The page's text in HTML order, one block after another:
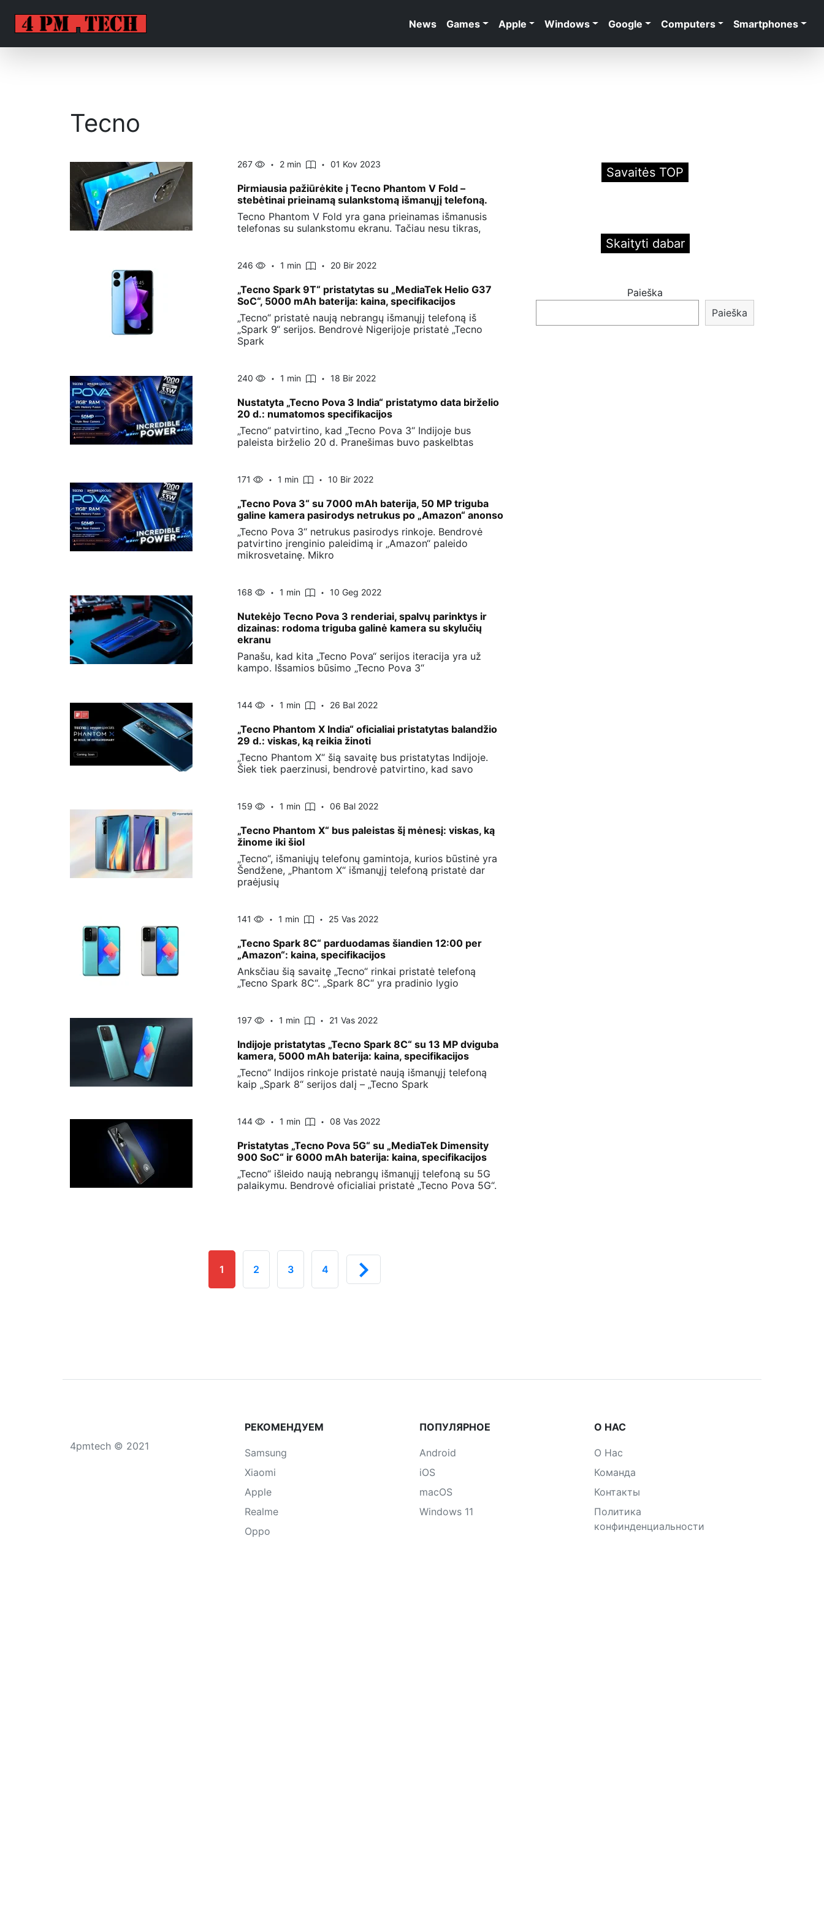
News Games Apple Windows Google Computers Smartphones
Tecno
267 2 min 01 Kov 2023
Pirmiausia pažiūrėkite į Tecno Phantom V Fold –
stebėtinai prieinamą sulankstomą išmanųjį telefoną.
Tecno Phantom V Fold yra gana prieinamas išmanusis
telefonas su sulankstomu ekranu. Tačiau nesu tikras,
246 1 min 20 Bir 2022
„Tecno Spark 9T“ pristatytas su „MediaTek Helio G37
SoC“, 5000 mAh baterija: kaina, specifikacijos
„Tecno“ pristatė naują nebrangų išmanųjį telefoną iš
„Spark 9“ serijos. Bendrovė Nigerijoje pristatė „Tecno
Spark
240 1 min 18 Bir 2022
Nustatyta „Tecno Pova 3 India“ pristatymo data birželio
20 d.: numatomos specifikacijos
„Tecno“ patvirtino, kad „Tecno Pova 3“ Indijoje bus
paleista birželio 20 d. Pranešimas buvo paskelbtas
171 1 min 10 Bir 2022
„Tecno Pova 3“ su 7000 mAh baterija, 50 MP triguba
galine kamera pasirodys netrukus po „Amazon“ anonso
„Tecno Pova 3“ netrukus pasirodys rinkoje. Bendrovė
patvirtino įrenginio paleidimą ir „Amazon“ paleido
mikrosvetainę. Mikro
168 1 min 10 Geg 2022
Nutekėjo Tecno Pova 3 renderiai, spalvų parinktys ir
dizainas: rodoma triguba galinė kamera su skylučių
ekranu
Panašu, kad kita „Tecno Pova“ serijos iteracija yra už
kampo. Išsamios būsimo „Tecno Pova 3“
144 1 min 26 Bal 2022
„Tecno Phantom X India“ oficialiai pristatytas balandžio
29 d.: viskas, ką reikia žinoti
„Tecno Phantom X“ šią savaitę bus pristatytas Indijoje.
Šiek tiek paerzinusi, bendrovė patvirtino, kad savo
159 1 min 06 Bal 2022
„Tecno Phantom X“ bus paleistas šį mėnesį: viskas, ką
žinome iki šiol
„Tecno“, išmaniųjų telefonų gamintoja, kurios būstinė yra
Šendžene, „Phantom X“ išmanųjį telefoną pristatė dar
praėjusių
141 1 min 25 Vas 2022
„Tecno Spark 8C“ parduodamas šiandien 12:00 per
„Amazon“: kaina, specifikacijos
Anksčiau šią savaitę „Tecno“ rinkai pristatė telefoną
„Tecno Spark 8C“. „Spark 8C“ yra pradinio lygio
197 1 min 21 Vas 2022
Indijoje pristatytas „Tecno Spark 8C“ su 13 MP dviguba
kamera, 5000 mAh baterija: kaina, specifikacijos
„Tecno“ Indijos rinkoje pristatė naują išmanųjį telefoną
kaip „Spark 8“ serijos dalį – „Tecno Spark
144 1 min 08 Vas 2022
Pristatytas „Tecno Pova 5G“ su „MediaTek Dimensity
900 SoC“ ir 6000 mAh baterija: kaina, specifikacijos
„Tecno“ išleido naują nebrangų išmanųjį telefoną su 5G
palaikymu. Bendrovė oficialiai pristatė „Tecno Pova 5G“.
1 2 3 4
Savaitės TOP
Skaityti dabar
Paieška
Paieška
4pmtech © 2021
РЕКОМЕНДУЕМ
Samsung
Xiaomi
Apple
Realme
Oppo
ПОПУЛЯРНОЕ
Android
iOS
macOS
Windows 11
О НАС
О Нас
Команда
Контакты
Политика
конфинденциальности